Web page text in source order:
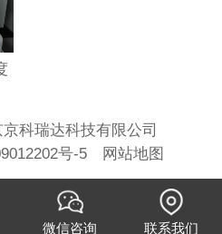
科瑞达科技有限公司
号-5 网站地图
微信咨询 联系我们